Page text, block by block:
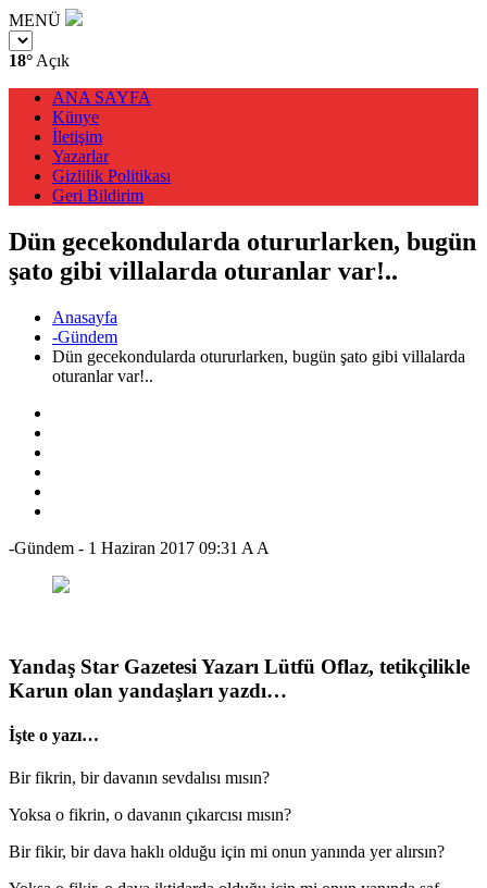
MENÜ
18° Açık
ANA SAYFA
Künye
İletişim
Yazarlar
Gizlilik Politikası
Geri Bildirim
Dün gecekondularda otururlarken, bugün
şato gibi villalarda oturanlar var!..
Anasayfa
-Gündem
Dün gecekondularda otururlarken, bugün şato gibi villalarda
oturanlar var!..
-Gündem - 1 Haziran 2017 09:31 A A
Yandaş Star Gazetesi Yazarı Lütfü Oflaz, tetikçilikle
Karun olan yandaşları yazdı…
İşte o yazı…
Bir fikrin, bir davanın sevdalısı mısın?
Yoksa o fikrin, o davanın çıkarcısı mısın?
Bir fikir, bir dava haklı olduğu için mi onun yanında yer alırsın?